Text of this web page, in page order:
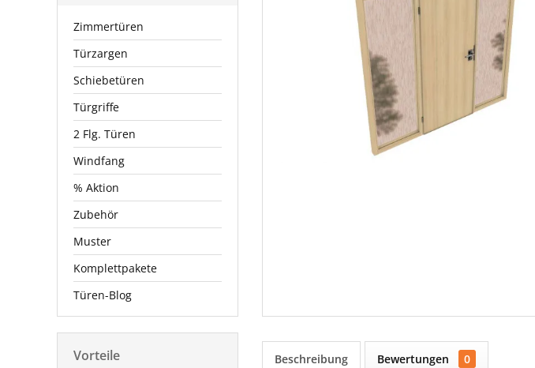
Zimmertüren
Türzargen
Schiebetüren
Türgriffe
2 Flg. Türen
Windfang
% Aktion
Zubehör
Muster
Komplettpakete
Türen-Blog
Vorteile Beschreibung Bewertungen 0